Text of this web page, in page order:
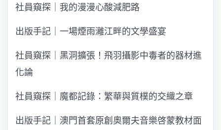
社員窺探｜我的漫漫心酸減肥路
出版手記｜一場煙雨灕江畔的文學盛宴
社員窺探｜黑洞擴張！飛羽攝影中毒者的器材進
化論
社員窺探｜魔都記錄：繁華與質樸的交織之章
出版手記｜澳門首套原創奧爾夫音樂啓蒙教材面